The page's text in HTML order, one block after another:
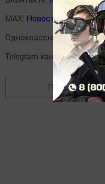
MAX: Новости
Одноклассники:ok.ru/
Telegram-канал:
Перейти на